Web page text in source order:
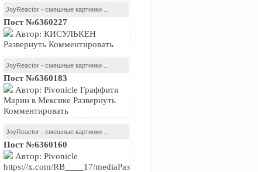
JoyReactor - смешные картинки ...
Пост №6360227
Автор: КИСУЛЬКЕН
Развернуть Комментировать
JoyReactor - смешные картинки ...
Пост №6360183
Автор: Pivonicle Граффити
Марин в Мексике Развернуть
Комментировать
JoyReactor - смешные картинки ...
Пост №6360160
Автор: Pivonicle
https://x.com/RB____17/mediaРазвернуть